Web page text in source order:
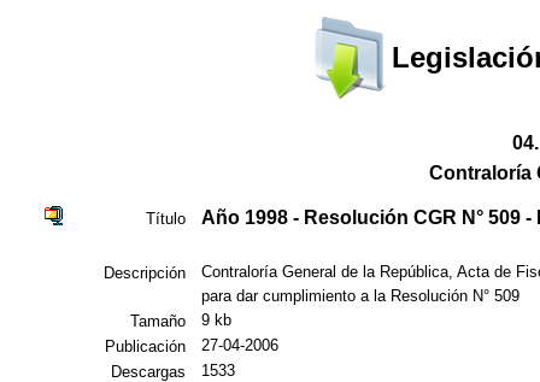
Contraloría
Título Año 1998 - Resolución CGR N° 509 -
Descripción
Contraloría General de la República, Acta de
para dar cumplimiento a la Resolución N° 509
Tamaño
9 kb
Publicación
27-04-2006
Descargas
1533